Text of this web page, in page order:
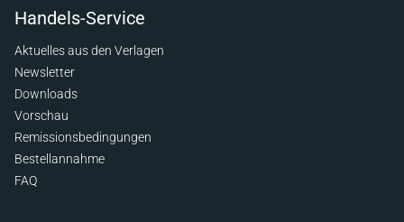
Handels-Service
Aktuelles aus den Verlagen
Newsletter
Downloads
Vorschau
Remissionsbedingungen
Bestellannahme
FAQ